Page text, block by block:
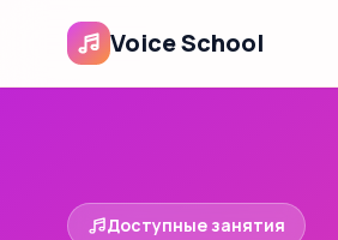
Voice School
Доступные занятия